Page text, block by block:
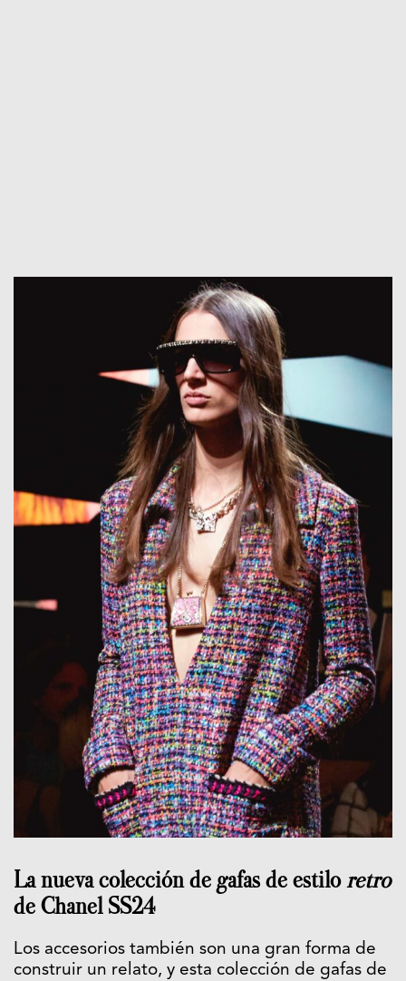
La nueva colección de gafas de estilo retro
de Chanel SS24
Los accesorios también son una gran forma de
construir un relato, y esta colección de gafas de